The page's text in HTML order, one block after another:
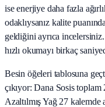
ise enerjiye daha fazla
odaklıysanız kalite
geldiğini ayrıca
hızlı okumayı birkaç
Besin öğeleri tablosuna
çıkıyor: Dana Sosis
Azaltılmış Yağ 27